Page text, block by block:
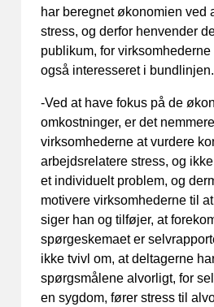
har beregnet økonomien ved
stress, og derfor henvender
publikum, for
også interesseret i bundlinjen.
-Ved at have fokus på de
omkostninger, er det
virksomhederne at vurdere
arbejdsrelatere stress, og
et individuelt problem, og
motivere virksomhederne til
siger han og tilføjer, at
spørgeskemaet er
ikke tvivl om, at deltagerne
spørgsmålene alvorligt, for
en sygdom, fører stress til